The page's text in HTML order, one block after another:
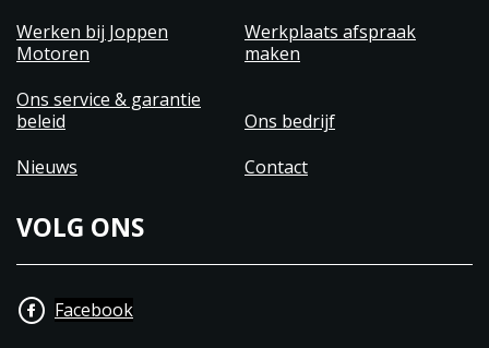
Werken bij Joppen
Motoren
Werkplaats afspraak
maken
Ons service & garantie
beleid
Ons bedrijf
Nieuws
Contact
VOLG ONS
Facebook